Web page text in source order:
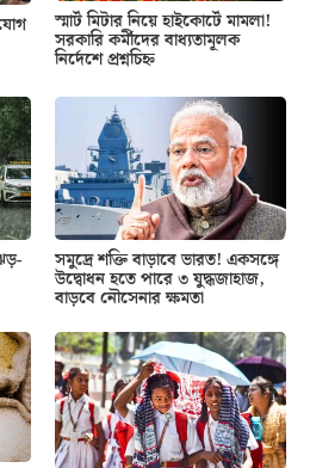
স্মার্ট মিটার নিয়ে হাইকোর্টে মামলা!
সরকারি কর্মীদের বাধ্যতামূলক
নির্দেশে প্রশ্নচিহ্ন
সমুদ্রে শক্তি বাড়াবে ভারত! একসঙ্গে
উদ্বোধন হতে পারে ৩ যুদ্ধজাহাজ,
বাড়বে নৌসেনার ক্ষমতা